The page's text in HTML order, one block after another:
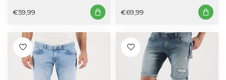
€59,99 €69,99